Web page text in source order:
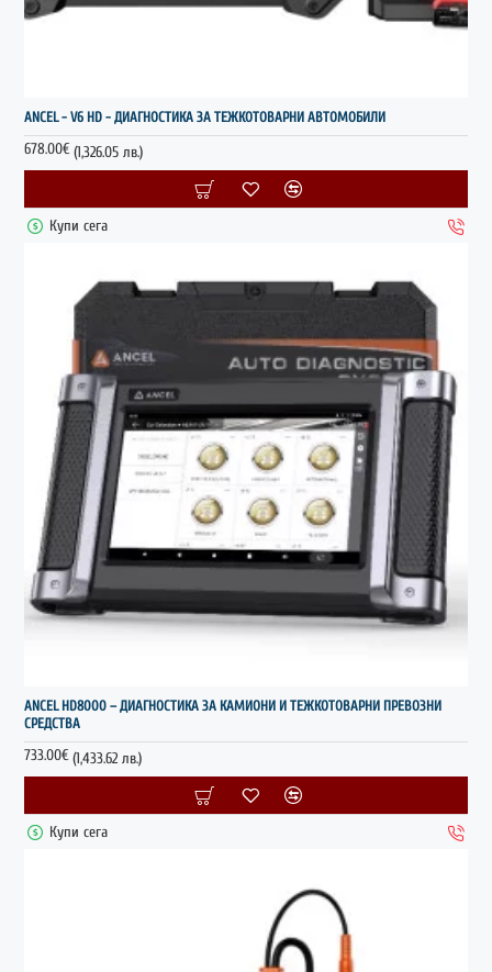
ANCEL - V6 HD - ДИАГНОСТИКА ЗА ТЕЖКОТОВАРНИ АВТОМОБИЛИ
678.00€(1,326.05 лв.)
Купи сега
НОВО
ANCEL HD8000 – ДИАГНОСТИКА ЗА КАМИОНИ И ТЕЖКОТОВАРНИ ПРЕВОЗНИ
СРЕДСТВА
733.00€(1,433.62 лв.)
Купи сега